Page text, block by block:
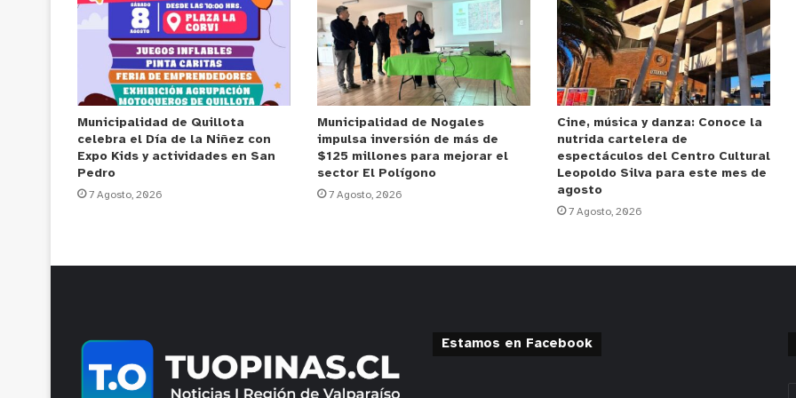
Municipalidad de Quillota
celebra el Día de la Niñez con
Expo Kids y actividades en San
Pedro
7 Agosto, 2026
Municipalidad de Nogales
impulsa inversión de más de
$125 millones para mejorar el
sector El Polígono
7 Agosto, 2026
Cine, música y danza: Conoce la
nutrida cartelera de
espectáculos del Centro Cultural
Leopoldo Silva para este mes de
agosto
7 Agosto, 2026
Estamos en Facebook